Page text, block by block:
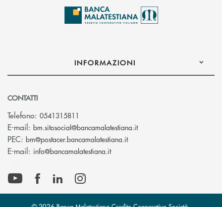
INFORMAZIONI
CONTATTI
Telefono: 0541315811
E-mail: bm.sitosocial@bancamalatestiana.it(si apre l’app di posta
PEC: bm@postacer.bancamalatestiana.it(si apre l’app di posta
E-mail: info@bancamalatestiana.it(si apre l’app di posta